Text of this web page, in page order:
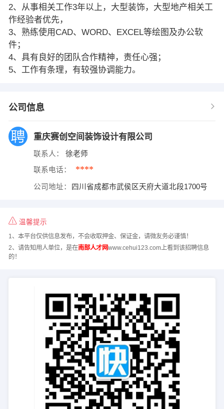
2、从事相关工作3年以上，大型装饰，大型地产相关工
作经验者优先，
3、熟练使用CAD、WORD、EXCEL等绘图及办公软
件；
4、具有良好的团队合作精神，责任心强；
5、工作有条理，有较强协调能力。
公司信息
重庆赛创空间装饰设计有限公司
联系人： 徐老师
联系电话： ****
公司地址： 四川省成都市武侯区天府大道北段1700号
温馨提示
1、本平台仅供信息发布，不会收取押金、保证金，请微友务必谨慎！
2、请告知用人单位，是在南部人才网www.cehui123.com上看到该招聘信息
的！